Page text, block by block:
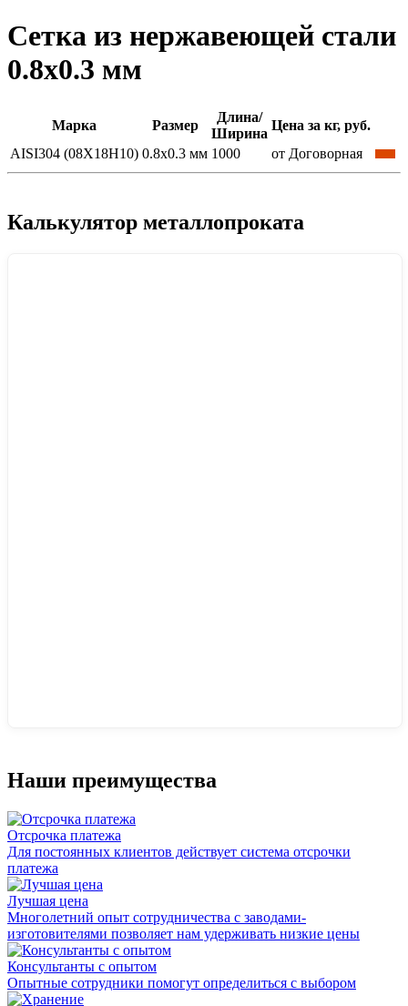
Сетка из нержавеющей стали
0.8x0.3 мм
Марка Размер
Длина/
Ширина
Цена за кг, руб.
AISI304 (08Х18Н10) 0.8x0.3 мм 1000 от Договорная
Калькулятор металлопроката
Наши преимущества
Отсрочка платежа
Для постоянных клиентов действует система отсрочки
платежа
Лучшая цена
Многолетний опыт сотрудничества с заводами-
изготовителями позволяет нам удерживать низкие цены
Консультанты с опытом
Опытные сотрудники помогут определиться с выбором